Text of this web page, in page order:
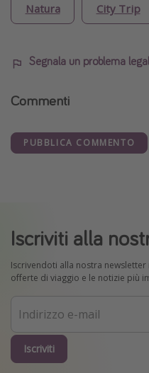
Natura City Trip
Segnala un problema
Commenti
PUBBLICA COMMENTO
Iscriviti alla
Iscrivendoti alla nostra
offerte di viaggio e le notizie più
Iscriviti